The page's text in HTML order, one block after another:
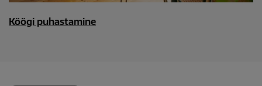
Köögi puhastamine